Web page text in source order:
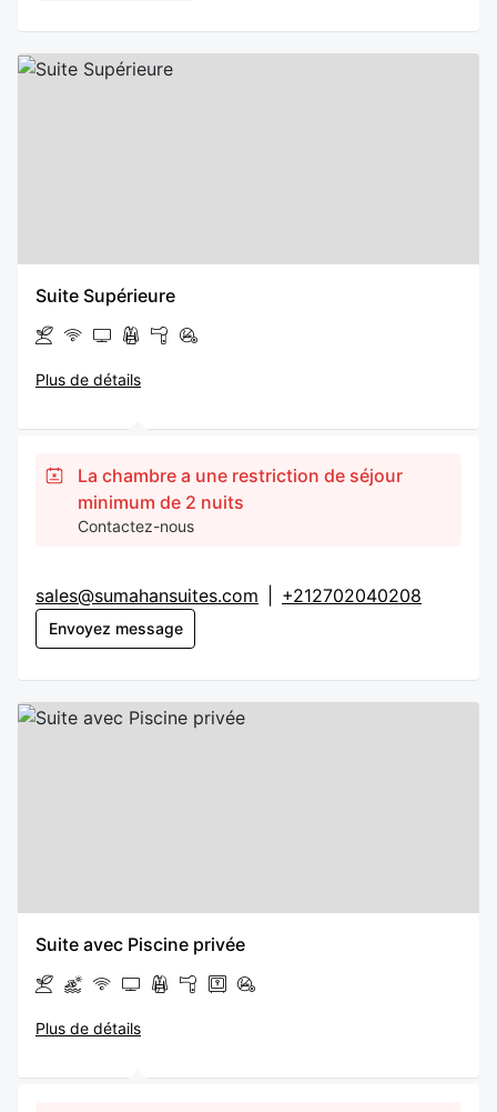
Suite Supérieure
Plus de détails
La chambre a une restriction de séjour
minimum de 2 nuits
Contactez-nous
Envoyez message
sales@sumahansuites.com +212702040208
Suite avec Piscine privée
Plus de détails